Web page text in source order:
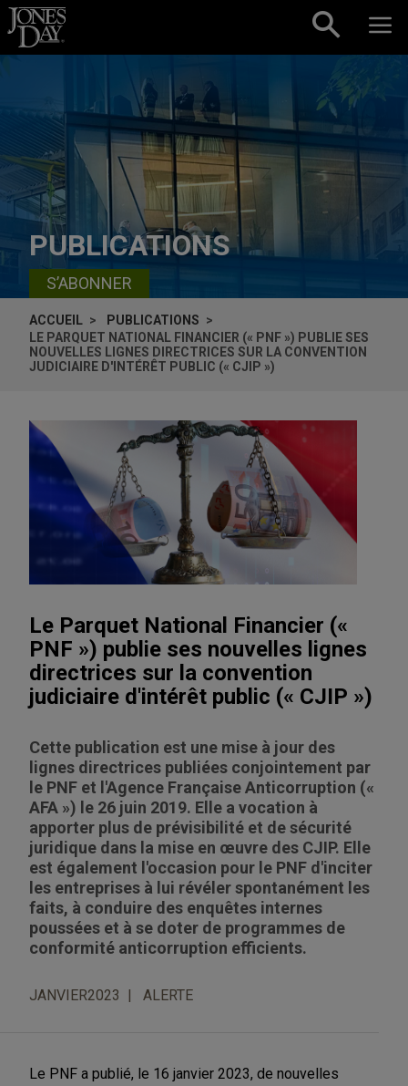
Skip to content
PUBLICATIONS
S’ABONNER
ACCUEIL
PUBLICATIONS
LE PARQUET NATIONAL FINANCIER (« PNF ») PUBLIE SES
NOUVELLES LIGNES DIRECTRICES SUR LA CONVENTION
JUDICIAIRE D'INTÉRÊT PUBLIC (« CJIP »)
Le Parquet National Financier («
PNF ») publie ses nouvelles lignes
directrices sur la convention
judiciaire d'intérêt public (« CJIP »)
Cette publication est une mise à jour des
lignes directrices publiées conjointement par
le PNF et l'Agence Française Anticorruption («
AFA ») le 26 juin 2019. Elle a vocation à
apporter plus de prévisibilité et de sécurité
juridique dans la mise en œuvre des CJIP. Elle
est également l'occasion pour le PNF d'inciter
les entreprises à lui révéler spontanément les
faits, à conduire des enquêtes internes
poussées et à se doter de programmes de
conformité anticorruption efficients.
JANVIER2023 ALERTE
Le PNF a publié, le 16 janvier 2023, de nouvelles